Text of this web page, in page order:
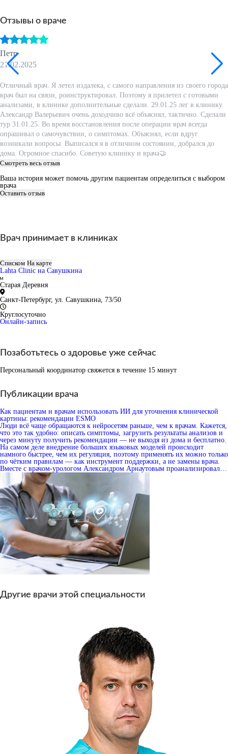
Отзывы о враче
Петр
21.02.2025
Отличный врач. Я летел издалека, с самого направления из своего города
врач был на связи, роинструктировал. Поэтому я прилетел с готовыми
анализами, в клинике дополнительные сделали. 29.01.25 лег в клинику.
Александр Валерьевич очень доходчиво всё объяснял, тактично. Сделали
тур 31.01.25. Во время восстановления после операции врач всегда
опрашивал о самочувствии, о симптомах. Объяснял, если вдруг
возникали вопросы. Выписался я в отличном состоянии, добрался до
дома. Огромное спасибо. Советую клинику и врача🤝
Смотреть весь отзыв
Ваша история может помочь другим пациентам определиться с выбором
врача
Оставить отзыв
Врач принимает в клиниках
Списком На карте
Lahta Clinic на Савушкина
Старая Деревня
Санкт-Петербург, ул. Савушкина, 73/50
Круглосуточно
Онлайн-запись
Позаботьтесь о здоровье уже сейчас
Персональный координатор свяжется в течение 15 минут
Публикации врача
Как пациентам и врачам использовать ИИ для уточнения клинической
картины: рекомендации ESMO
Люди всё чаще обращаются к нейросетям раньше, чем к врачам. Кажется,
что это так удобно: описать симптомы, загрузить результаты анализов и
через минуту получить рекомендации — не выходя из дома и бесплатно.
На самом деле внедрение больших языковых моделей происходит
намного быстрее, чем их регуляция, поэтому применять их можно только
по чётким правилам — как инструмент поддержки, а не замены врача.
Вместе с врачом-урологом Александром Арнаутовым проанализировали
свежую статью от Европейского общества медицинской онкологии с
рекомендациями, как использовать ИИ для диагностики, как правильно
задавать вопросы и как обеспечить безопасность данных.
Другие врачи этой специальности